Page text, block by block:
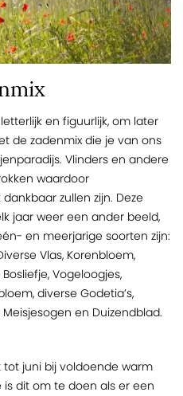
en figuurlijk, om later
de zadenmix die je van ons
Vlinders en andere
waardoor
zullen zijn. Deze
jaar weer een ander beeld,
en meerjarige soorten zijn:
Vlas, Korenbloem,
Vogeloogjes,
diverse Godetia’s,
en Duizendblad.
juni bij voldoende warm
dit om te doen als er een